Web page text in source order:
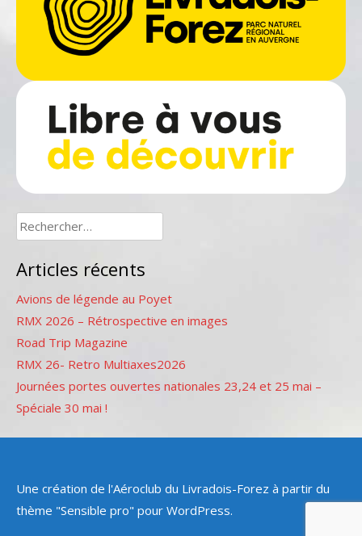
Rechercher :
Articles récents
Avions de légende au Poyet
RMX 2026 – Rétrospective en images
Road Trip Magazine
RMX 26- Retro Multiaxes2026
Journées portes ouvertes nationales 23,24 et 25 mai –
Spéciale 30 mai !
Une création de l'Aéroclub du Livradois-Forez à partir du
thème "Sensible pro" pour WordPress.